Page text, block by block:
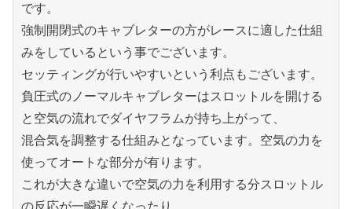
です。
強制開閉式のキャブレターの方がレースに適した仕組
みをしているという事でございます。
セッティングが行いやすいという利点もございます。
負圧式のノーマルキャブレターはスロットルを開ける
と空気の流れでダイヤフラムが持ち上がって、
混合気を調整する仕組みとなっています。空気の力を
使ってオートな部分が有ります。
これが大きな違いで空気の力を利用する分スロットル